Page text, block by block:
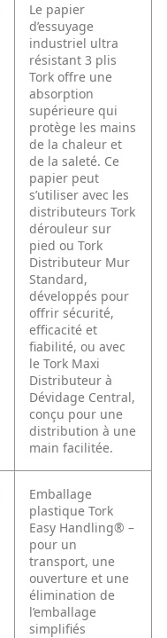
Le papier
d’essuyage
industriel ultra
résistant 3 plis
Tork offre une
absorption
supérieure qui
protège les mains
de la chaleur et
de la saleté. Ce
papier peut
s’utiliser avec les
distributeurs Tork
dérouleur sur
pied ou Tork
Distributeur Mur
Standard,
développés pour
offrir sécurité,
efficacité et
fiabilité, ou avec
le Tork Maxi
Distributeur à
Dévidage Central,
conçu pour une
distribution à une
main facilitée.
Emballage
plastique Tork
Easy Handling® –
pour un
transport, une
ouverture et une
élimination de
l’emballage
simplifiés